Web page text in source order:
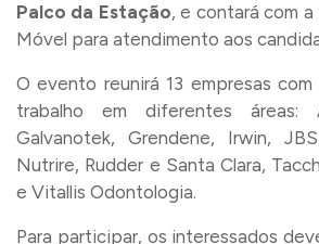
Palco da Estação, e contará com
Móvel para atendimento aos
O evento reunirá 13 empresas
trabalho em diferentes áreas:
Galvanotek, Grendene, Irwin,
Nutrire, Rudder e Santa Clara,
e Vitallis Odontologia.
Para participar, os interessados